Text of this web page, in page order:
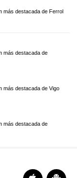
más destacada de Ferrol
más destacada de
más destacada de Vigo
más destacada de